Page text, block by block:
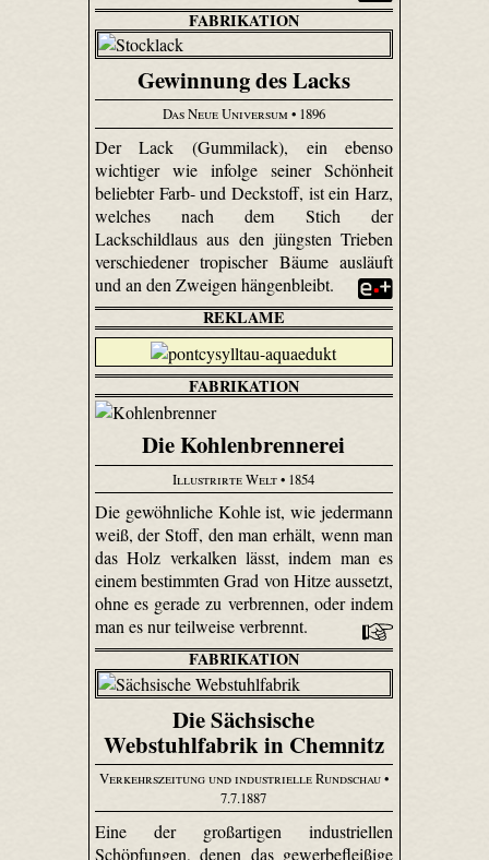
FABRIKATION
Gewinnung des Lacks
Das Neue Universum • 1896
Der Lack (Gummilack), ein ebenso
wichtiger wie infolge seiner Schönheit
beliebter Farb- und Deckstoff, ist ein Harz,
welches nach dem Stich der
Lackschildlaus aus den jüngsten Trieben
verschiedener tropischer Bäume ausläuft
und an den Zweigen hängenbleibt.
REKLAME
FABRIKATION
Die Kohlenbrennerei
Illustrirte Welt• 1854
Die gewöhnliche Kohle ist, wie jedermann
weiß, der Stoff, den man erhält, wenn man
das Holz verkalken lässt, indem man es
einem bestimmten Grad von Hitze aussetzt,
ohne es gerade zu verbrennen, oder indem
man es nur teilweise verbrennt.
FABRIKATION
Die Sächsische
Webstuhlfabrik in Chemnitz
Verkehrszeitung und industrielle Rundschau•
7.7.1887
Eine der großartigen industriellen
Schöpfungen, denen das gewerbefleißige